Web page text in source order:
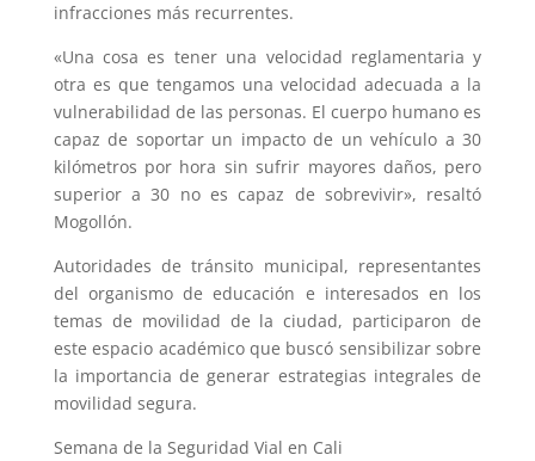
infracciones más recurrentes.
«Una cosa es tener una velocidad reglamentaria y
otra es que tengamos una velocidad adecuada a la
vulnerabilidad de las personas. El cuerpo humano es
capaz de soportar un impacto de un vehículo a 30
kilómetros por hora sin sufrir mayores daños, pero
superior a 30 no es capaz de sobrevivir», resaltó
Mogollón.
Autoridades de tránsito municipal, representantes
del organismo de educación e interesados en los
temas de movilidad de la ciudad, participaron de
este espacio académico que buscó sensibilizar sobre
la importancia de generar estrategias integrales de
movilidad segura.
Semana de la Seguridad Vial en Cali